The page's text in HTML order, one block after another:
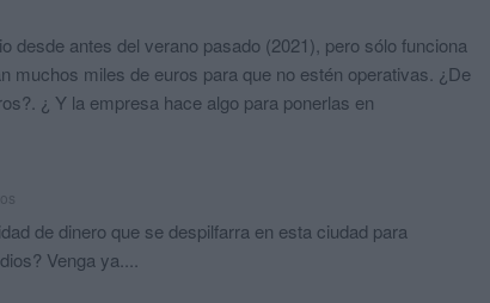
desde antes del verano pasado (2021), pero sólo funciona
muchos miles de euros para que no estén operativas. ¿De
¿ Y la empresa hace algo para ponerlas en
de dinero que se despilfarra en esta ciudad para
Venga ya....